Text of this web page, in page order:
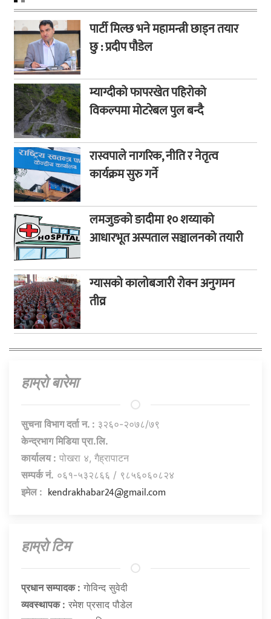
पार्टी मिल्छ भने महामन्त्री छाड्न तयार
छु : प्रदीप पौडेल
म्याग्दीको फापरखेत पहिरोको
विकल्पमा मोटरेबल पुल बन्दै
रास्वपाले नागरिक, नीति र नेतृत्व
कार्यक्रम सुरु गर्ने
लमजुङको ङादीमा १० शय्याको
आधारभूत अस्पताल सञ्चालनको तयारी
ग्यासको कालोबजारी रोक्न अनुगमन
तीव्र
हाम्राे बारेमा
सुचना विभाग दर्ता न. : ३२६०-२०७८/७९
केन्द्रभाग मिडिया प्रा.लि.
कार्यालय : पोखरा ४, गैह्रापाटन
सम्पर्क नं. ०६१-५३२८६६ / ९८५६०६०८२४
इमेल : kendrakhabar24@gmail.com
हाम्राे टिम
प्रधान सम्पादक : गाेविन्द सुवेदी
व्यवस्थापक : रमेश प्रसाद पौडेल